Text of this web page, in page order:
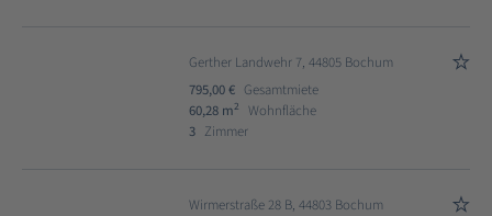
Gerther Landwehr 7, 44805 Bochum
795,00 € Gesamtmiete
60,28 m2
Wohnfläche
3 Zimmer
Wirmerstraße 28 B, 44803 Bochum